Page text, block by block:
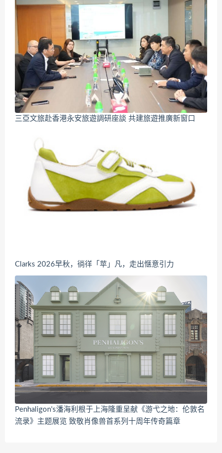
三亞文旅赴香港永安旅遊調研座談 共建旅遊推廣新窗口
Clarks 2026早秋，徜徉「苹」凡，走出惬意引力
Penhaligon's潘海利根于上海隆重呈献《游弋之地：伦敦名
流录》主题展览 致敬肖像兽首系列十周年传奇篇章